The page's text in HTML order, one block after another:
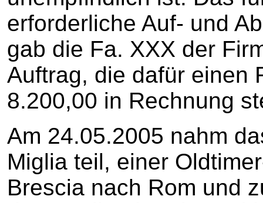
erforderliche Auf- und
gab die Fa. XXX der
Auftrag, die dafür einen
8.200,00 in Rechnung
Am 24.05.2005 nahm
Miglia teil, einer
Brescia nach Rom und